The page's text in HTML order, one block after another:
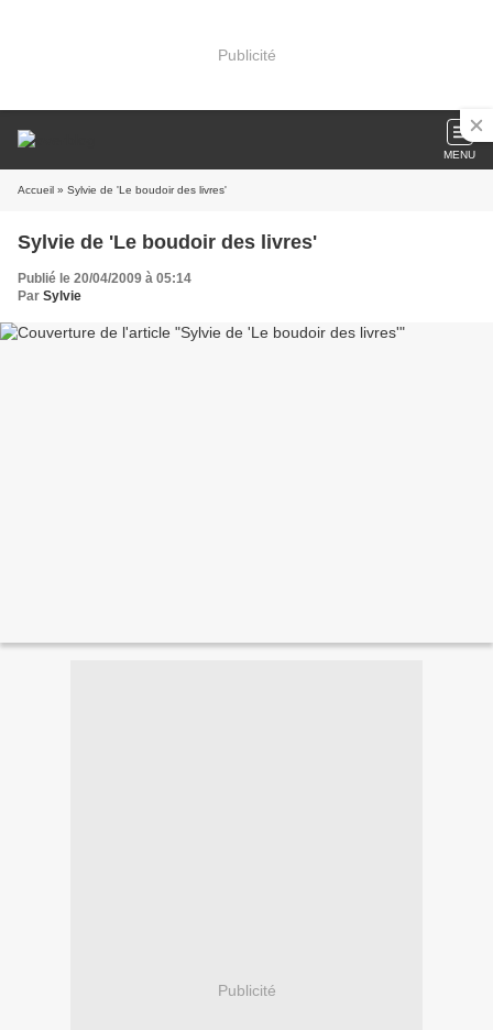
Publicité
MENU
Accueil » Sylvie de 'Le boudoir des livres'
Sylvie de 'Le boudoir des livres'
Publié le 20/04/2009 à 05:14
Par Sylvie
Publicité